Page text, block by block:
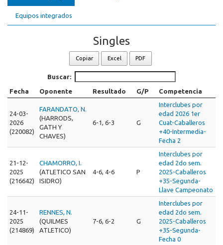
Equipos integrados
Singles
Copiar Excel PDF
Buscar:
Fecha Oponente Resultado G/P Competencia
24-03-
2026
(220082)
FARANDATO, N.
(HARRODS,
GATH Y
CHAVES)
6-1, 6-3 G
Interclubes por
edad 2026 1er
Cuat-Caballeros
+40-Intermedia-
Fecha 2
21-12-
2025
(216642)
CHAMORRO, I.
(ATLETICO SAN
ISIDRO)
4-6, 4-6 P
Interclubes por
edad 2do sem.
2025-Caballeros
+35-Segunda-
Llave Campeonato
24-11-
2025
(214869)
RENNES, N.
(QUILMES
ATLETICO)
7-6, 6-2 G
Interclubes por
edad 2do sem.
2025-Caballeros
+35-Segunda-
Fecha 0